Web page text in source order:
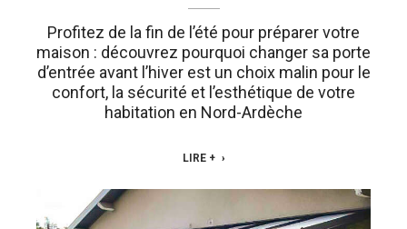
Profitez de la fin de l’été pour préparer votre
maison : découvrez pourquoi changer sa porte
d’entrée avant l’hiver est un choix malin pour le
confort, la sécurité et l’esthétique de votre
habitation en Nord-Ardèche
LIRE +